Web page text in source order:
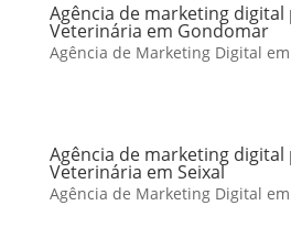
Agência de marketing digital
Veterinária em Gondomar
Agência de Marketing Digital
Agência de marketing digital
Veterinária em Seixal
Agência de Marketing Digital